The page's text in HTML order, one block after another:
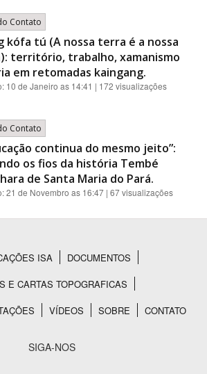
Contato
kófa tú (A nossa terra é a nossa
território, trabalho, xamanismo
em retomadas kaingang.
10 de Janeiro as 14:41 | 172 visualizações
Contato
continua do mesmo jeito”:
os fios da história Tembé
de Santa Maria do Pará.
21 de Novembro as 16:47 | 67 visualizações
ISA
DOCUMENTOS
E CARTAS TOPOGRAFICAS
VÍDEOS SOBRE CONTATO
SIGA-NOS